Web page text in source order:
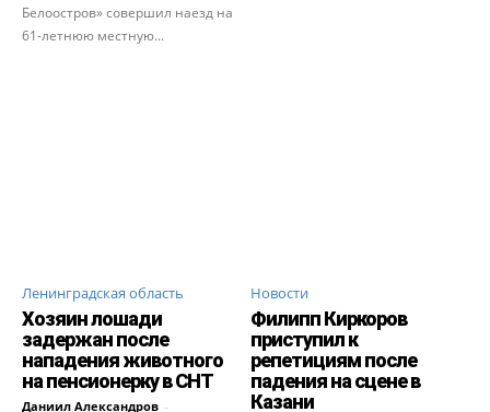
Белоостров» совершил наезд на
61-летнюю местную...
Ленинградская область
Хозяин лошади
задержан после
нападения животного
на пенсионерку в СНТ
Даниил Александров -
Новости
Филипп Киркоров
приступил к
репетициям после
падения на сцене в
Казани